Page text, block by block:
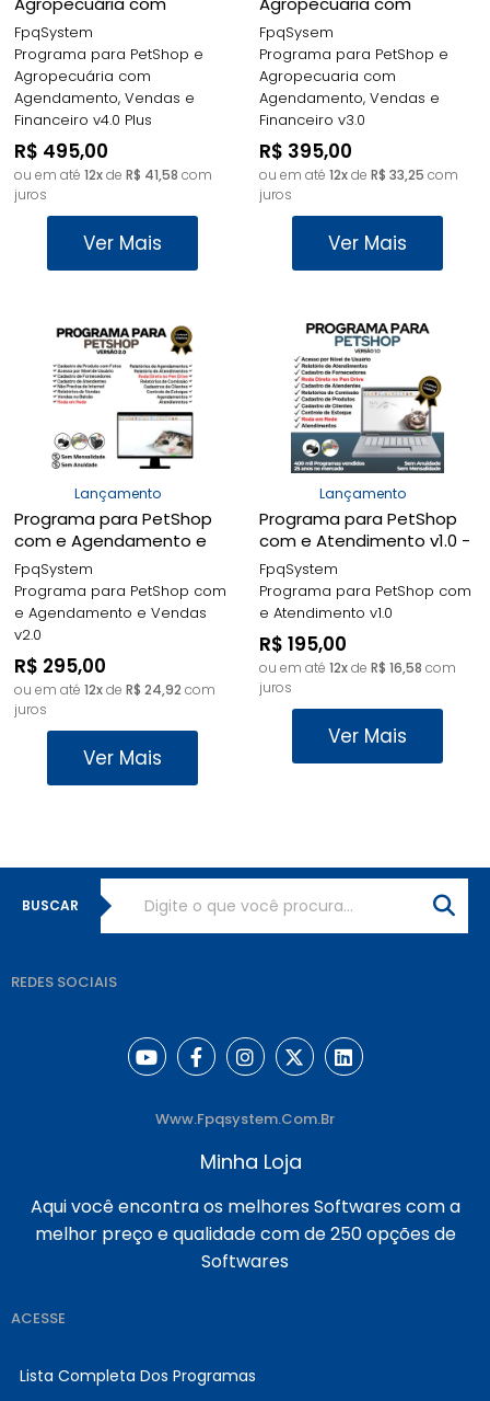
Agendamento, Vendas e
Financeiro v4.0 Plus -
FpqSystem
FpqSystem
Programa para PetShop e
Agropecuária com
Agendamento, Vendas e
Financeiro v4.0 Plus
R$ 495,00
ou em até 12xde R$ 41,58 com
juros
Ver Mais
Agendamento, Vendas e
Financeiro v3.0 -
FpqSystem
FpqSysem
Programa para PetShop e
Agropecuaria com
Agendamento, Vendas e
Financeiro v3.0
R$ 395,00
ou em até 12xde R$ 33,25 com
juros
Ver Mais
Lançamento
Programa para PetShop
com e Agendamento e
Vendas v2.0 - FPQsystem
FpqSystem
Programa para PetShop com
e Agendamento e Vendas
v2.0
R$ 295,00
ou em até 12xde R$ 24,92 com
juros
Ver Mais
Lançamento
Programa para PetShop
com e Atendimento v1.0 -
FpqSystem
FpqSystem
Programa para PetShop com
e Atendimento v1.0
R$ 195,00
ou em até 12xde R$ 16,58 com
juros
Ver Mais
BUSCAR
REDES SOCIAIS
Www.fpqsystem.com.br
Minha Loja
Aqui você encontra os melhores Softwares com a
melhor preço e qualidade com de 250 opções de
Softwares
ACESSE
Lista Completa Dos Programas